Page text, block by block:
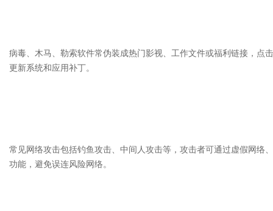
病毒、木马、勒索软件常伪装成热门影视、工作文件或福利链接，点
更新系统和应用补丁。
常见网络攻击包括钓鱼攻击、中间人攻击等，攻击者可通过虚假网
功能，避免误连风险网络。